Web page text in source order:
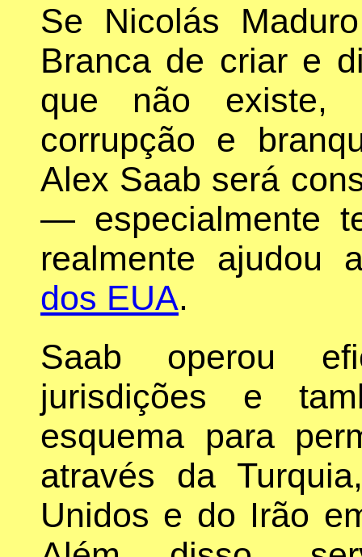
Se Nicolás
Branca de criar e
que não existe,
corrupção e
Alex Saab será
— especialmente
realmente ajudou
dos EUA.
Saab operou
jurisdições e
esquema para
através da
Unidos e do Irão